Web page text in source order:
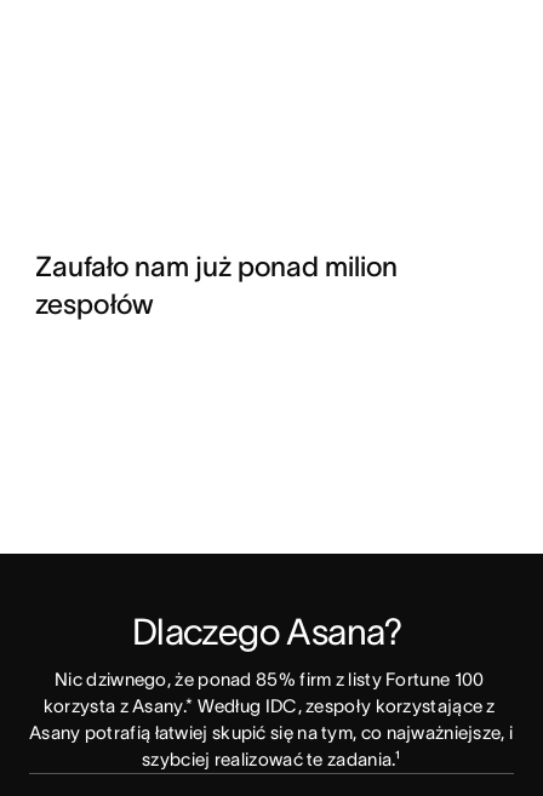
Zaufało nam już ponad milion
zespołów
Dlaczego Asana?
Nic dziwnego, że ponad 85% firm z listy Fortune 100
korzysta z Asany.* Według IDC, zespoły korzystające z
Asany potrafią łatwiej skupić się na tym, co najważniejsze, i
szybciej realizować te zadania.¹